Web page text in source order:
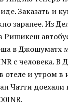
Заказать и
заранее. Из
Ришикеш
в Джошуматх
с человека.
отеле и утром в
Чатти